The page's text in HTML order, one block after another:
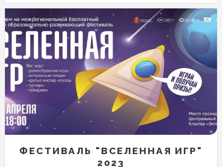
ФЕСТИВАЛЬ "ВСЕЛЕННАЯ ИГР"
2023